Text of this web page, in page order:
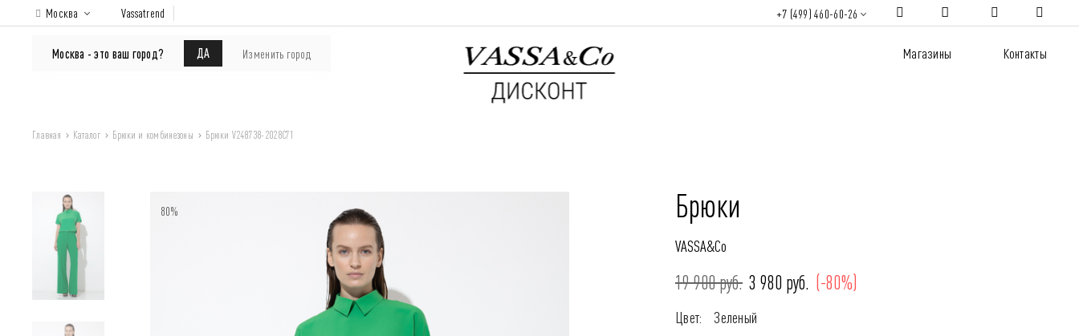
Москва
Москва - это ваш город? ДА Изменить город
Vassatrend +7 (499) 460-60-26
КАТАЛОГ Покупателям Магазины Контакты
Главная Каталог Брюки и комбинезоны Брюки V248738-2028C71
80% Брюки
VASSA&Co
19 900 руб. 3 980 руб. (-80%)
Цвет: Зеленый